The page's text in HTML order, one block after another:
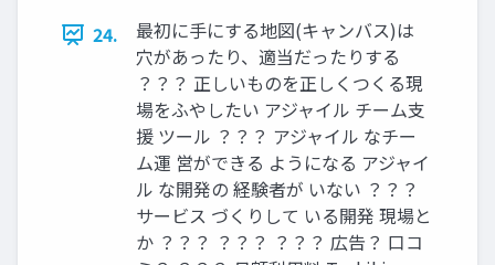
24.
最初に⼿にする地図(キャンバス)は
⽳があったり、適当だったりする
？？？ 正しいものを正しくつくる現
場をふやしたい アジャイル チーム⽀
援 ツール ？？？ アジャイル なチー
ム運 営ができる ようになる アジャイ
ル な開発の 経験者が いない ？？？
サービス づくりして いる開発 現場と
か ？？？ ？？？ ？？？ 広告？ ⼝コ